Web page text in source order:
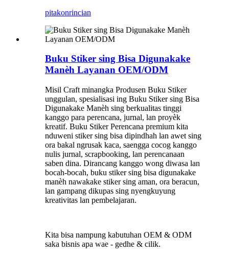
pitakonrincian
Buku Stiker sing Bisa Digunakake
Manèh Layanan OEM/ODM
Misil Craft minangka Produsen Buku Stiker
unggulan, spesialisasi ing Buku Stiker sing Bisa
Digunakake Manèh sing berkualitas tinggi
kanggo para perencana, jurnal, lan proyèk
kreatif. Buku Stiker Perencana premium kita
nduweni stiker sing bisa dipindhah lan awet sing
ora bakal ngrusak kaca, saengga cocog kanggo
nulis jurnal, scrapbooking, lan perencanaan
saben dina. Dirancang kanggo wong diwasa lan
bocah-bocah, buku stiker sing bisa digunakake
manèh nawakake stiker sing aman, ora beracun,
lan gampang dikupas sing nyengkuyung
kreativitas lan pembelajaran.
Kita bisa nampung kabutuhan OEM & ODM
saka bisnis apa wae - gedhe & cilik.